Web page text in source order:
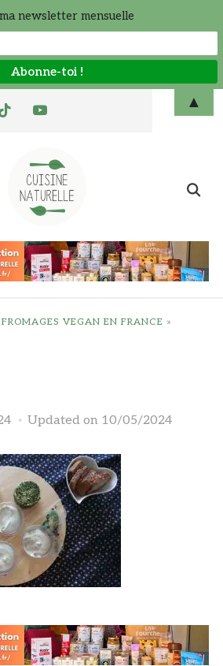
youtube
Search
FROMAGES VEGAN EN FRANCE »
Updated on 10/05/2024
newsletter mensuelle
▲